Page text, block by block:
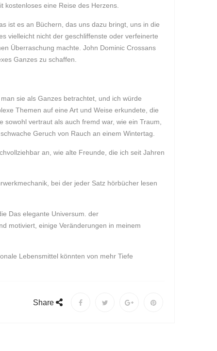
eine Reise des Herzens.
ist es an Büchern, das uns dazu bringt, uns in die
vielleicht nicht der geschliffenste oder verfeinerte
Überraschung machte. John Dominic Crossans
Ganzes zu schaffen.
sie als Ganzes betrachtet, und ich würde
Themen auf eine Art und Weise erkundete, die
vertraut als auch fremd war, wie ein Traum,
Geruch von Rauch an einem Wintertag.
an, wie alte Freunde, die ich seit Jahren
bei der jeder Satz hörbücher lesen
Das elegante Universum. der
motiviert, einige Veränderungen in meinem
Lebensmittel könnten von mehr Tiefe
Share